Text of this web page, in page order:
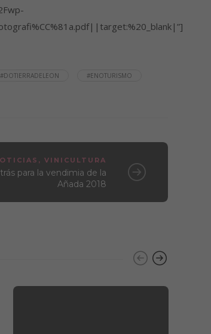
#DOTIERRADELEON
#ENOTURISMO
, VINICULTURA
para la vendimia de la
Añada 2018